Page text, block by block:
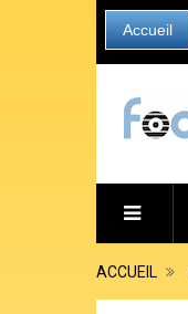
Accueil
ACCUEIL